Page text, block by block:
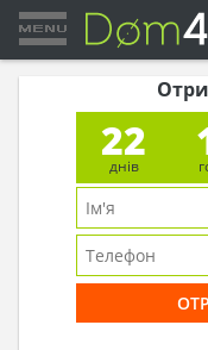
22
днів